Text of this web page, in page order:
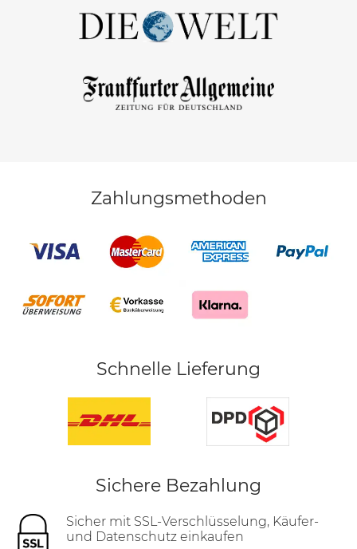
Zahlungsmethoden
Schnelle Lieferung
Sichere Bezahlung
Sicher mit SSL-Verschlüsselung, Käufer-
und Datenschutz einkaufen